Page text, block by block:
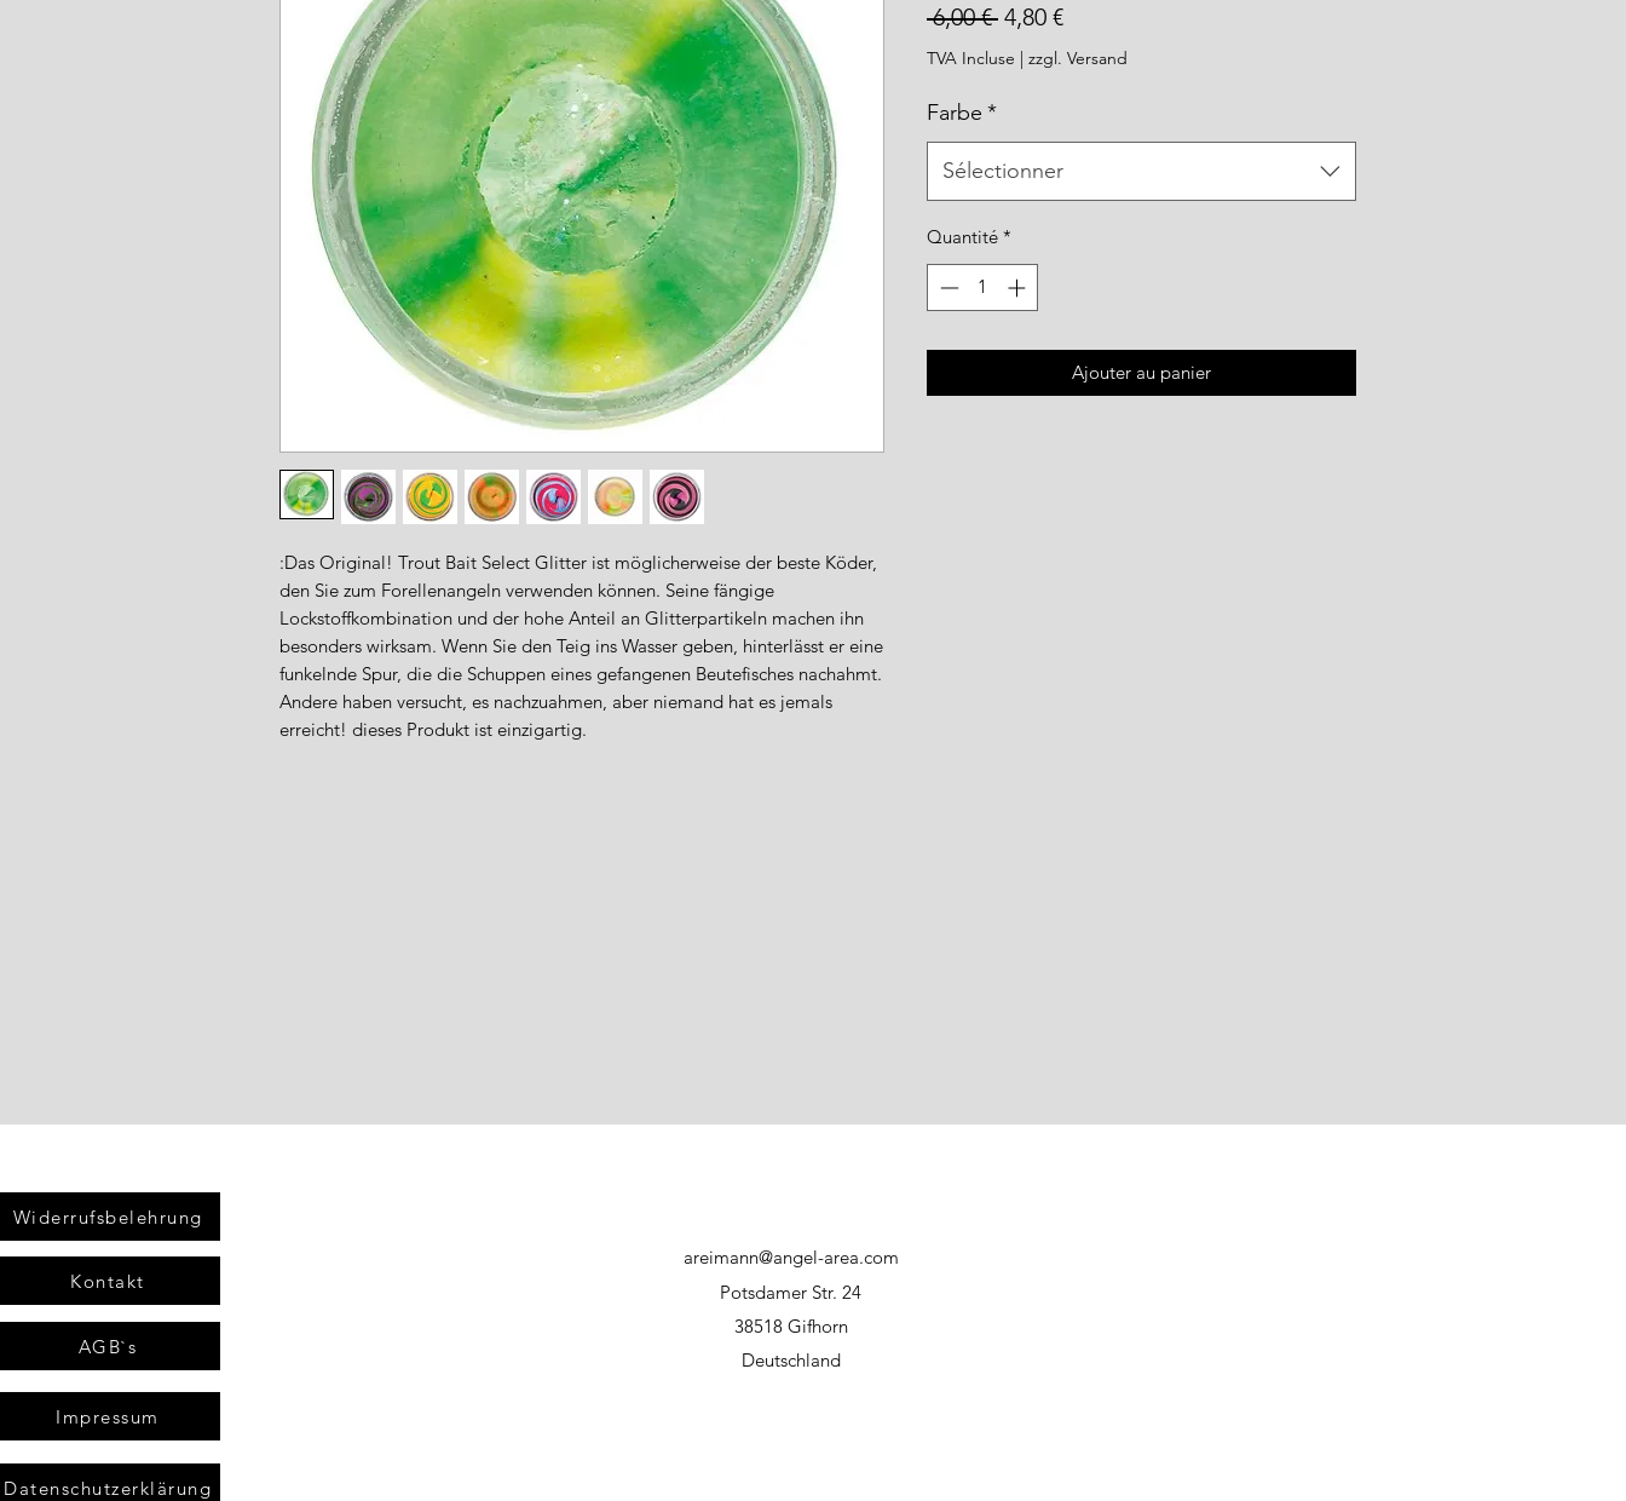
:Das Original! Trout Bait Select Glitter ist möglicherweise der beste Köder,
den Sie zum Forellenangeln verwenden können. Seine fängige
Lockstoffkombination und der hohe Anteil an Glitterpartikeln machen ihn
besonders wirksam. Wenn Sie den Teig ins Wasser geben, hinterlässt er eine
funkelnde Spur, die die Schuppen eines gefangenen Beutefisches nachahmt.
Andere haben versucht, es nachzuahmen, aber niemand hat es jemals
erreicht! dieses Produkt ist einzigartig.
6,00 € Prix
original
4,80 €Prix
promotionnel
TVA Incluse | zzgl. Versand
Farbe *
Sélectionner
Quantité *
Ajouter au panier
Widerrufsbelehrung
Kontakt
AGB`s
Impressum
Datenschutzerklärung
areimann@angel-area.com
Potsdamer Str. 24
38518 Gifhorn
Deutschland